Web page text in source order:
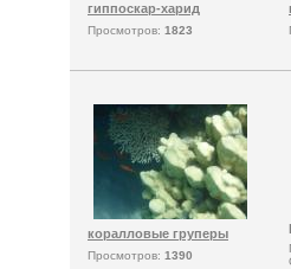
гиппоскар-харид
Просмотров: 1823
коралловые груперы
Просмотров: 1390